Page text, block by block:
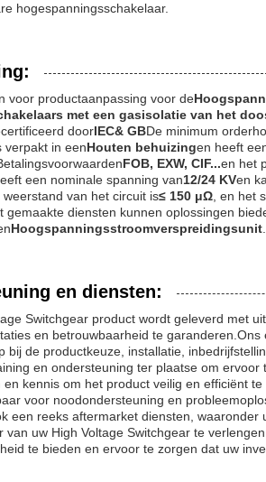
hogespanningsschakelaar.
voor productaanpassing voor de
met een gasisolatie van het
doorIEC& GBDe minimum
verpakt in eenHouten behuizingen heeft
FOB, EXW, CIF...en het
een nominale spanning van12/24 KVen
weerstand van het circuit is≤ 150 μΩ , en het
gemaakte diensten kunnen oplossingen
Hoogspanningsstroomverspreidingsunit
en diensten:
Switchgear product wordt geleverd met
en betrouwbaarheid te
bij de productkeuze, installatie,
en ondersteuning ter plaatse om
en kennis om het product veilig en efficiënt
voor noodondersteuning en
een reeks aftermarket diensten,
van uw High Voltage Switchgear te
te bieden en ervoor te zorgen dat uw